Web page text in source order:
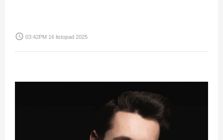
access_time 03:42PM 16 listopad 2025